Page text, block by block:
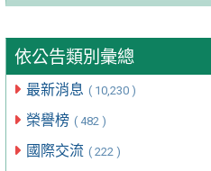
依公告類別彙總
最新消息 ( 10,230 )
榮譽榜 ( 482 )
國際交流 ( 222 )